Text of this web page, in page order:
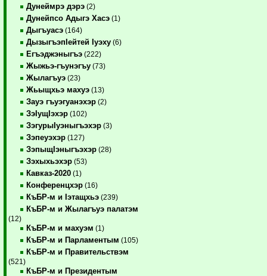
Дунеймрэ дэрэ (2)
Дунейпсо Адыгэ Хасэ (1)
Дыгъуасэ (164)
ДызыгъэпIейтей Iуэху (6)
Егъэджэныгъэ (222)
Жыжьэ-гъунэгъу (73)
Жылагъуэ (23)
Жьыщхьэ махуэ (13)
Зауэ гъуэгуанэхэр (2)
ЗэIущIэхэр (102)
ЗэгурыIуэныгъэхэр (3)
Зэпеуэхэр (127)
ЗэпыщIэныгъэхэр (28)
Зэхыхьэхэр (53)
Кавказ-2020 (1)
Конференцхэр (16)
КъБР-м и Iэтащхьэ (239)
КъБР-м и Жылагъуэ палатэм
(12)
КъБР-м и махуэм (1)
КъБР-м и Парламентым (105)
КъБР-м и Правительствэм
(521)
КъБР-м и Президентым